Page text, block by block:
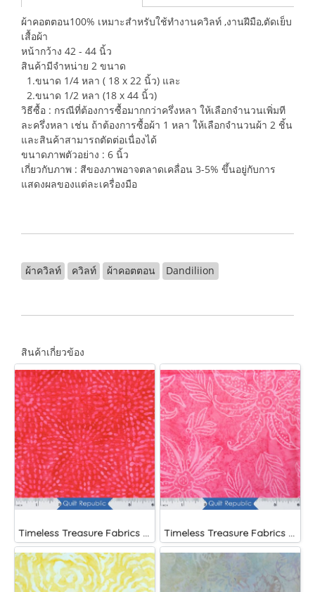
ผ้าคอตตอน100% เหมาะสำหรับใช้ทำงานควิลท์ ,งานฝีมือ,ตัดเย็บ
เสื้อผ้า
หน้ากว้าง 42 - 44 นิ้ว
สินค้ามีจำหน่าย 2 ขนาด
1.ขนาด 1/4 หลา ( 18 x 22 นิ้ว) และ
2.ขนาด 1/2 หลา (18 x 44 นิ้ว)
วิธีซื้อ : กรณีที่ต้องการซื้อมากกว่าครึ่งหลา ให้เลือกจำนวนเพิ่มที
ละครึ่งหลา เช่น ถ้าต้องการซื้อผ้า 1 หลา ให้เลือกจำนวนผ้า 2 ชิ้น
และสินค้าสามารถตัดต่อเนื่องได้
ขนาดภาพตัวอย่าง : 6 นิ้ว
เกี่ยวกับภาพ : สีของภาพอาจตลาดเคลื่อน 3-5% ขึ้นอยู่กับการ
แสดงผลของแต่ละเครื่องมือ
ผ้าควิลท์ ควิลท์ ผ้าคอตตอน Dandiliion
สินค้าเกี่ยวข้อง
Timeless Treasure Fabrics Tonga Batiks Liberty Fireworks Stripes Timeless Treasure Fabrics Tonga Batiks Brightside Pink Scalloped Flower